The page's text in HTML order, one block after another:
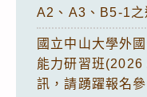
A2、A3、B5-1之
國立中山大學外
能力研習班
訊，請踴躍報名參